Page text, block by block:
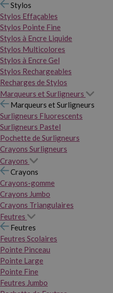
Stylos
Stylos Effaçables
Stylos Pointe Fine
Stylos à Encre Liquide
Stylos Multicolores
Stylos à Encre Gel
Stylos Rechargeables
Recharges de Stylos
Marqueurs et Surligneurs
Marqueurs et Surligneurs
Surligneurs Fluorescents
Surligneurs Pastel
Pochette de Surligneurs
Crayons Surligneurs
Crayons
Crayons
Crayons-gomme
Crayons Jumbo
Crayons Triangulaires
Feutres
Feutres
Feutres Scolaires
Pointe Pinceau
Pointe Large
Pointe Fine
Feutres Jumbo